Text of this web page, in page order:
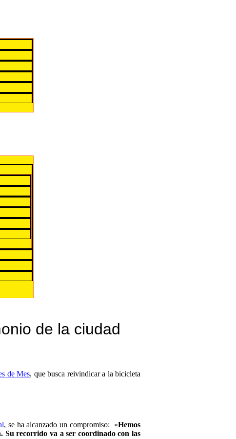
de la ciudad
de Mes, que busca reivindicar a la bicicleta
, se ha alcanzado un compromiso: «Hemos
Su recorrido va a ser coordinado con las